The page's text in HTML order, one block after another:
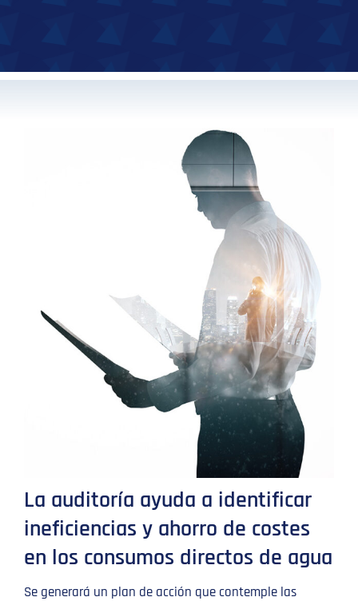
La auditoría ayuda a identificar
ineficiencias y ahorro de costes
en los consumos directos de agua
Se generará un plan de acción que contemple las